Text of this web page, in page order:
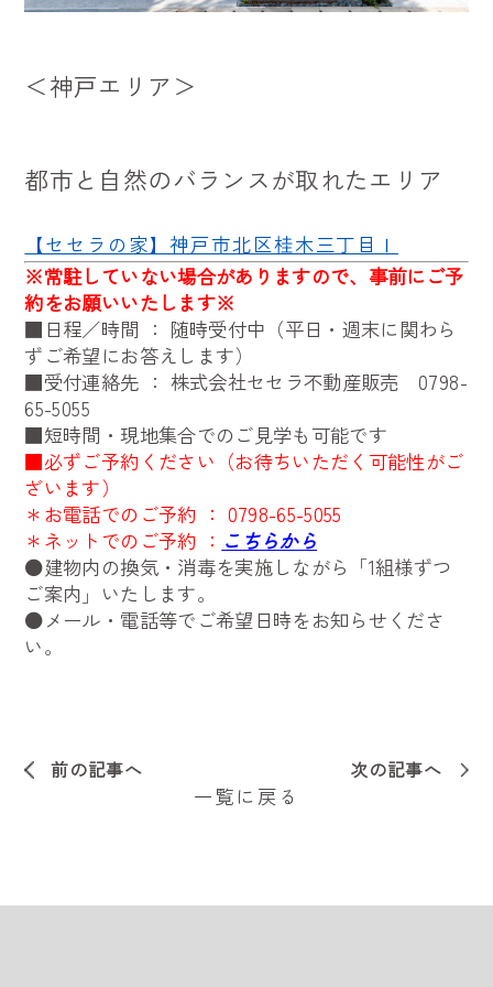
＜神戸エリア＞
都市と自然のバランスが取れたエリア
【セセラの家】神戸市北区桂木三丁目Ⅰ
※常駐していない場合がありますので、事前にご予
約をお願いいたします※
■日程／時間 ： 随時受付中（平日・週末に関わら
ずご希望にお答えします）
■受付連絡先 ： 株式会社セセラ不動産販売 0798-
65-5055
■短時間・現地集合でのご見学も可能です
■必ずご予約ください（お待ちいただく可能性がご
ざいます）
＊お電話でのご予約 ： 0798-65-5055
＊ネットでのご予約 ： こちらから
●建物内の換気・消毒を実施しながら「1組様ずつ
ご案内」いたします。
●メール・電話等でご希望日時をお知らせくださ
い。
前の記事へ 次の記事へ
一覧に戻る